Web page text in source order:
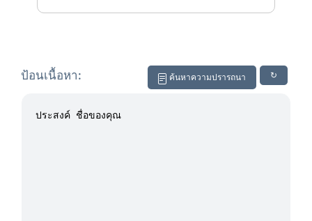
↻
ค้นหาความปรารถนา
ป้อนเนื้อหา: